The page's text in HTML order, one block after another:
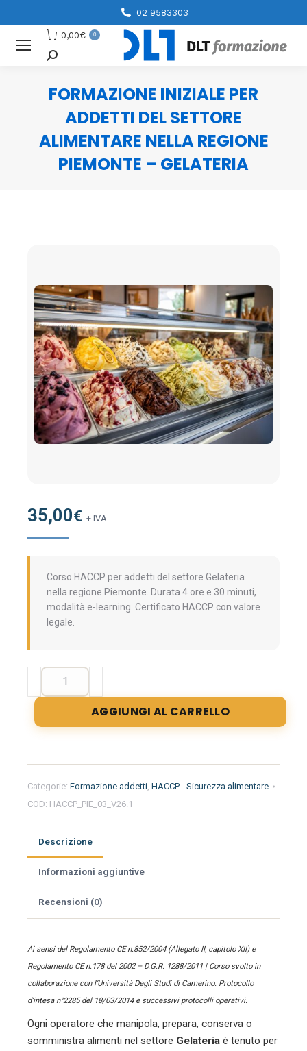
02 9583303
0,00€ 0
Cerca
FORMAZIONE INIZIALE PER
ADDETTI DEL SETTORE
ALIMENTARE NELLA REGIONE
PIEMONTE – GELATERIA
35,00€ + IVA
Corso HACCP per addetti del settore Gelateria
nella regione Piemonte. Durata 4 ore e 30 minuti,
modalità e-learning. Certificato HACCP con valore
legale.
Formazione
per
addetti
alimentare
regione
Piemonte
Gelateria
quantità
AGGIUNGI AL CARRELLO
Categorie: Formazione addetti, HACCP - Sicurezza alimentare
COD: HACCP_PIE_03_V26.1
Descrizione
Informazioni aggiuntive
Recensioni (0)
Ai sensi del Regolamento CE n.852/2004 (Allegato II, capitolo XII) e
Regolamento CE n.178 del 2002 – D.G.R. 1288/2011 | Corso svolto in
collaborazione con l’Università Degli Studi di Camerino. Protocollo
d’intesa n°2285 del 18/03/2014 e successivi protocolli operativi.
Ogni operatore che manipola, prepara, conserva o
somministra alimenti nel settore Gelateria è tenuto per